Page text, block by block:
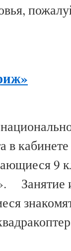
в
9
Занятие